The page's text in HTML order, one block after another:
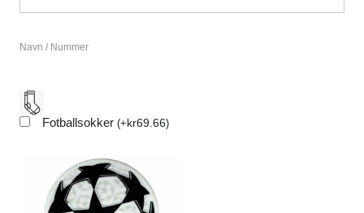
Navn / Nummer
Fotballsokker (+kr69.66)